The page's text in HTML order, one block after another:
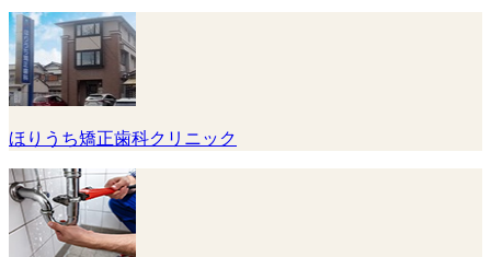
ほりうち矯正歯科クリニック